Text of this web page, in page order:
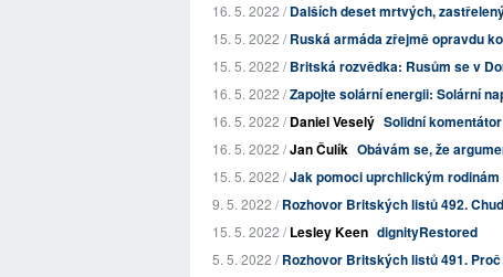
16. 5. 2022 /Dalších deset mrtvých,
15. 5. 2022 /Ruská armáda zřejmě opravdu
15. 5. 2022 /Britská rozvědka: Rusům se v
16. 5. 2022 /Zapojte solární energii: Solární
16. 5. 2022 /Daniel Veselý Solidní
16. 5. 2022 /Jan Čulík Obávám se, že
15. 5. 2022 /Jak pomoci uprchlickým rodinám
9. 5. 2022 /Rozhovor Britských listů 492.
15. 5. 2022 /Lesley Keen dignityRestored
5. 5. 2022 /Rozhovor Britských listů 491.